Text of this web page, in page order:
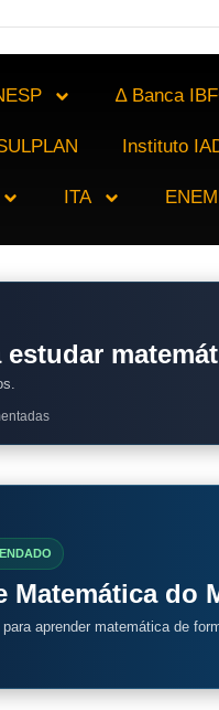
∆ Banca
Instituto
ITA
Matemática do
aprender matemática de